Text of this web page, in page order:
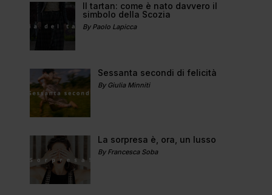
Il tartan: come è nato davvero il
simbolo della Scozia
By Paolo Lapicca
Sessanta secondi di felicità
By Giulia Minniti
La sorpresa è, ora, un lusso
By Francesca Soba